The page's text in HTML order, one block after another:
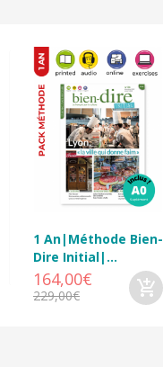
1 An|Méthode Bien-
Dire Initial|...
164,00€
229,00€